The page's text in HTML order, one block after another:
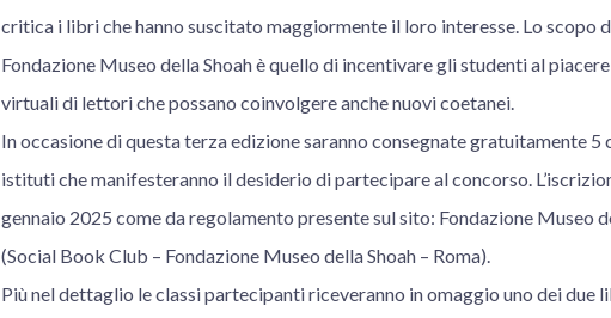
critica i libri che hanno suscitato maggiormente il loro interesse. Lo scopo
Fondazione Museo della Shoah è quello di incentivare gli studenti al
virtuali di lettori che possano coinvolgere anche nuovi coetanei.
In occasione di questa terza edizione saranno consegnate gratuitamente 5
istituti che manifesteranno il desiderio di partecipare al concorso.
gennaio 2025 come da regolamento presente sul sito: Fondazione Museo
(Social Book Club – Fondazione Museo della Shoah – Roma).
Più nel dettaglio le classi partecipanti riceveranno in omaggio uno dei due